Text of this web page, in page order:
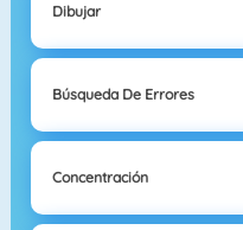
Dibujar
Búsqueda De Errores
Concentración